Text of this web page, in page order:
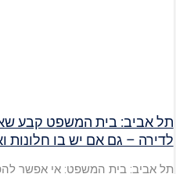
תל אביב: בית המשפט קבע
לדירה – גם אם יש בו חלונות
תל אביב: בית המשפט: אי אפשר